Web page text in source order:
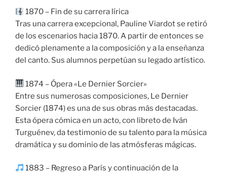
1870 – Fin de su carrera lírica
Tras una carrera excepcional, Pauline Viardot se retiró
de los escenarios hacia 1870. A partir de entonces se
dedicó plenamente a la composición y a la enseñanza
del canto. Sus alumnos perpetúan su legado artístico.
1874 – Ópera «Le Dernier Sorcier»
Entre sus numerosas composiciones, Le Dernier
Sorcier (1874) es una de sus obras más destacadas.
Esta ópera cómica en un acto, con libreto de Iván
Turguénev, da testimonio de su talento para la música
dramática y su dominio de las atmósferas mágicas.
1883 – Regreso a París y continuación de la